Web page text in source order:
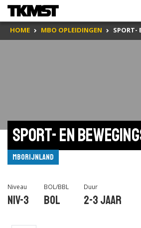
HOME MBO OPLEIDINGEN SPORT-
Sport- en
mboRijnland
Niveau
Niv-3
BOL/BBL
BOL
Duur
2-3 jaar